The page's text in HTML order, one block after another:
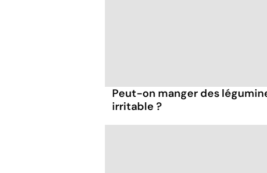
Peut-on manger des
irritable ?